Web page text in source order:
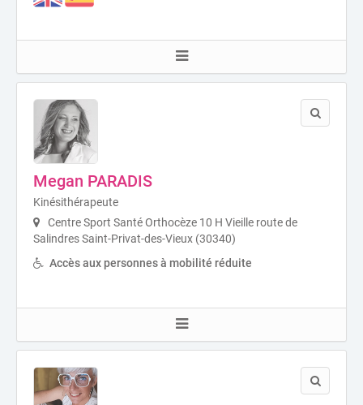
Megan PARADIS
Kinésithérapeute
Centre Sport Santé Orthocèze 10 H Vieille route de
Salindres Saint-Privat-des-Vieux (30340)
Accès aux personnes à mobilité réduite